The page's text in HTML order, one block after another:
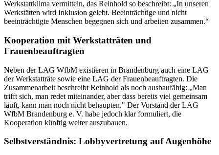
Werkstattklima vermitteln, das Reinhold so beschreibt: „In unseren
Werkstätten wird Inklusion gelebt. Beeinträchtige und nicht
beeinträchtigte Menschen begegnen sich und arbeiten zusammen.“
Kooperation mit Werkstatträten und
Frauenbeauftragten
Neben der LAG WfbM existieren in Brandenburg auch eine LAG
der Werkstatträte sowie eine LAG der Frauenbeauftragten. Die
Zusammenarbeit beschreibt Reinhold als noch ausbaufähig: „Man
trifft sich, man redet miteinander, aber dass bereits viel gemeinsam
läuft, kann man noch nicht behaupten." Der Vorstand der LAG
WfbM Brandenburg e. V. habe jedoch klar formuliert, die
Kooperation künftig weiter auszubauen.
Selbstverständnis: Lobbyvertretung auf Augenhöhe